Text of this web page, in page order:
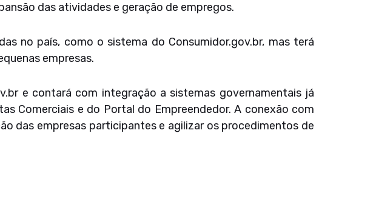
das atividades e geração de empregos.
no país, como o sistema do Consumidor.gov.br, mas terá
empresas.
e contará com integração a sistemas governamentais já
Comerciais e do Portal do Empreendedor. A conexão com
das empresas participantes e agilizar os procedimentos de